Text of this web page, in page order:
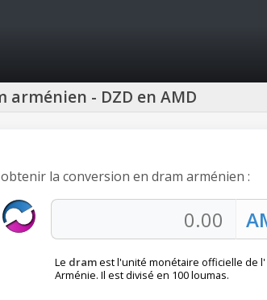
- DZD en AMD
la conversion en dram arménien :
Le dramest l'unité monétaire officielle de l'
Arménie. Il est divisé en 100 loumas.